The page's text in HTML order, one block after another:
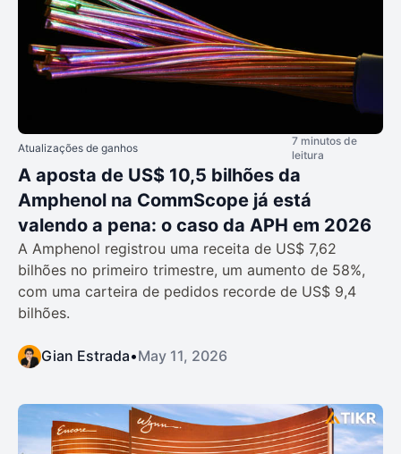
Atualizações de ganhos
7 minutos de
leitura
A aposta de US$ 10,5 bilhões da
Amphenol na CommScope já está
valendo a pena: o caso da APH em 2026
A Amphenol registrou uma receita de US$ 7,62
bilhões no primeiro trimestre, um aumento de 58%,
com uma carteira de pedidos recorde de US$ 9,4
bilhões.
Gian Estrada•May 11, 2026